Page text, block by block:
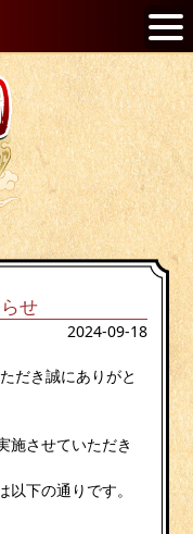
せ
2024-09-18
だき誠にありがと
施させていただき
下の通りです。